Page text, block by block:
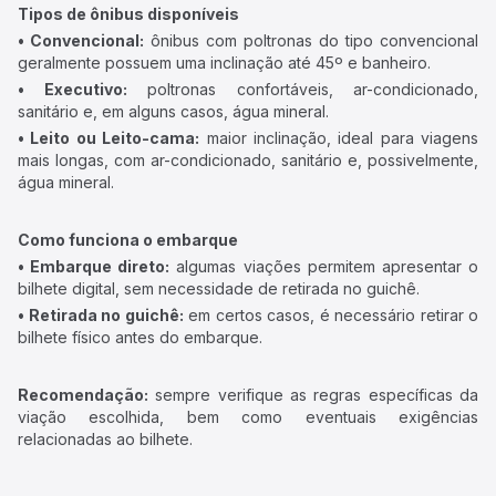
Tipos de ônibus disponíveis
• Convencional: ônibus com poltronas do tipo convencional
geralmente possuem uma inclinação até 45º e banheiro.
• Executivo: poltronas confortáveis, ar-condicionado,
sanitário e, em alguns casos, água mineral.
• Leito ou Leito-cama: maior inclinação, ideal para viagens
mais longas, com ar-condicionado, sanitário e, possivelmente,
água mineral.
Como funciona o embarque
• Embarque direto: algumas viações permitem apresentar o
bilhete digital, sem necessidade de retirada no guichê.
• Retirada no guichê: em certos casos, é necessário retirar o
bilhete físico antes do embarque.
Recomendação: sempre verifique as regras específicas da
viação escolhida, bem como eventuais exigências
relacionadas ao bilhete.